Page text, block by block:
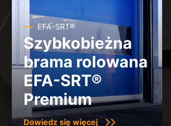
EFA-SRT®
Szybkobieżna
brama rolowana
EFA-SRT®
Premium
Dowiedz się więcej